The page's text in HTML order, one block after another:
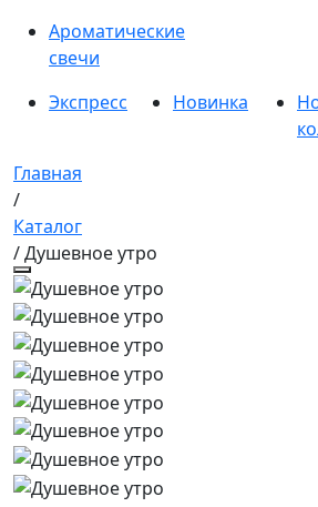
Ароматические
свечи
Экспресс
Новинка
Главная
/
Каталог
/ Душевное утро